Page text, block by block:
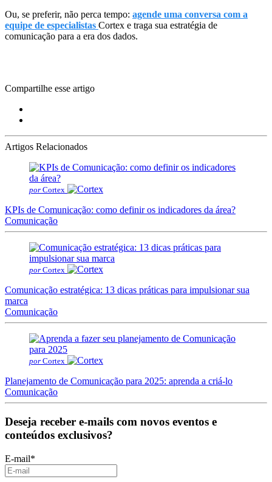
Ou, se preferir, não perca tempo: agende uma conversa com a
equipe de especialistas Cortex e traga sua estratégia de
comunicação para a era dos dados.
Compartilhe esse artigo
Artigos Relacionados
por Cortex
KPIs de Comunicação: como definir os indicadores da área?
Comunicação
por Cortex
Comunicação estratégica: 13 dicas práticas para impulsionar sua
marca
Comunicação
por Cortex
Planejamento de Comunicação para 2025: aprenda a criá-lo
Comunicação
Deseja receber e-mails com novos eventos e
conteúdos exclusivos?
E-mail*